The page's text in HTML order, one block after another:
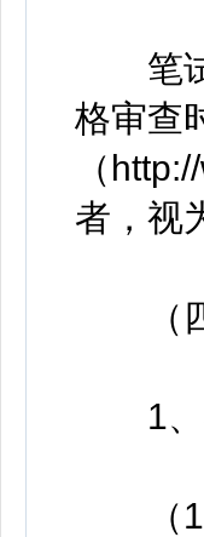
笔试
格审查
（
者，视
（四
1、
（1